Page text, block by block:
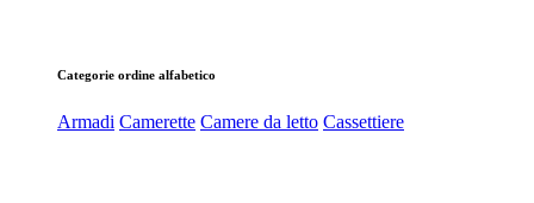
Categorie ordine alfabetico
Armadi Camerette Camere da letto Cassettiere